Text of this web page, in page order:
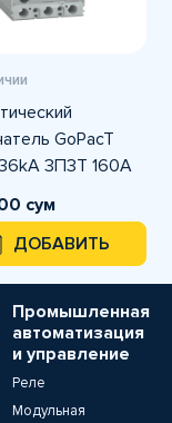
GoPacT
3П3Т 160A
сум
ДОБАВИТЬ
Промышленная
автоматизация
и управление
Реле
Модульная